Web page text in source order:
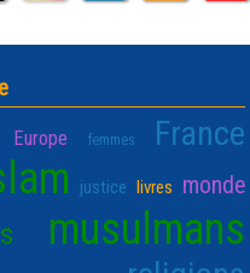
Europe femmes France
justice livres monde
musulmans